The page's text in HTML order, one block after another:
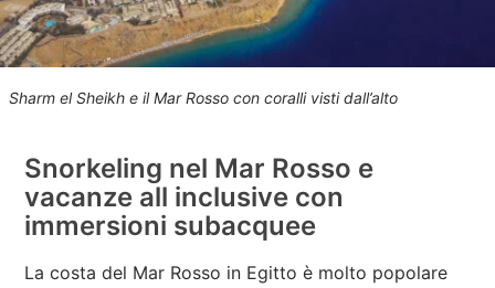
Sharm el Sheikh e il Mar Rosso con coralli visti dall’alto
Snorkeling nel Mar Rosso e
vacanze all inclusive con
immersioni subacquee
La costa del Mar Rosso in Egitto è molto popolare